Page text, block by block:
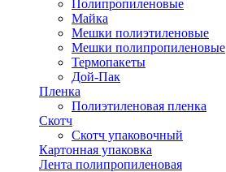
Полипропиленовые
Майка
Мешки полиэтиленовые
Мешки полипропиленовые
Термопакеты
Дой-Пак
Пленка
Полиэтиленовая пленка
Скотч
Скотч упаковочный
Картонная упаковка
Лента полипропиленовая